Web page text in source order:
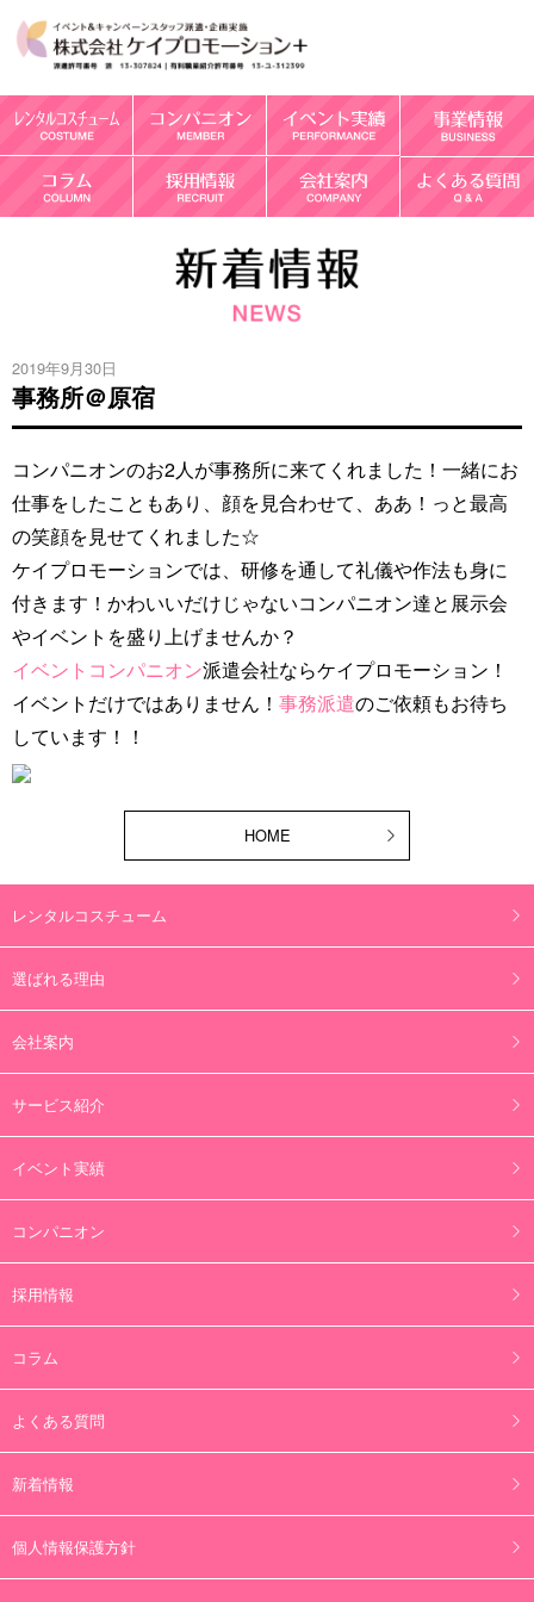
2019年9月30日
事務所＠原宿
コンパニオンのお2人が事務所に来てくれました！一緒にお
仕事をしたこともあり、顔を見合わせて、ああ！っと最高
の笑顔を見せてくれました☆
ケイプロモーションでは、研修を通して礼儀や作法も身に
付きます！かわいいだけじゃないコンパニオン達と展示会
やイベントを盛り上げませんか？
イベントコンパニオン派遣会社ならケイプロモーション！
イベントだけではありません！ 事務派遣のご依頼もお待ち
しています！！
HOME
レンタルコスチューム
選ばれる理由
会社案内
サービス紹介
イベント実績
コンパニオン
採用情報
コラム
よくある質問
新着情報
個人情報保護方針